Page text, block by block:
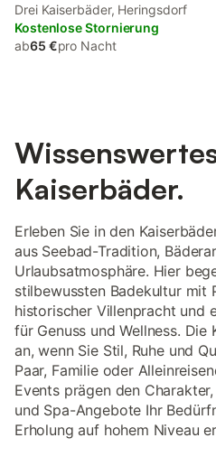
Drei Kaiserbäder, Heringsdorf
Kostenlose Stornierung
ab65 €pro Nacht
Kaiserbäder.
Erleben Sie in den
aus Seebad-Tradition,
Urlaubsatmosphäre. Hier
stilbewussten Badekultur mit
historischer Villenpracht und
für Genuss und Wellness. Die
an, wenn Sie Stil, Ruhe und
Paar, Familie oder
Events prägen den
und Spa-Angebote Ihr
Erholung auf hohem Niveau